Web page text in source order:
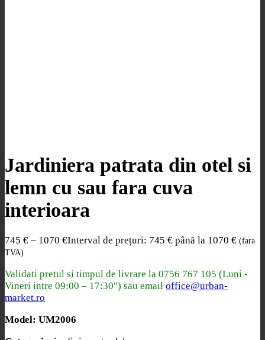
Jardiniera patrata din otel si
lemn cu sau fara cuva
interioara
745 € – 1070 €Interval de prețuri: 745 € până la 1070 € (fara
TVA)
Validati pretul si timpul de livrare la 0756 767 105 (Luni -
Vineri intre 09:00 – 17:30") sau email office@urban-
market.ro
Model: UM2006